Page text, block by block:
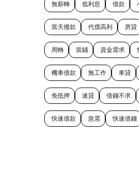
無薪轉 低利息 借款
當天撥款 代償高利 房貸
周轉 當鋪 資金需求
機車借款 無工作 車貸
免抵押 速貸 借錢不求
快速借款 急需 快速借錢